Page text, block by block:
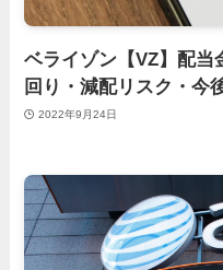
ベライゾン【VZ】配当
回り・減配リスク・今
2022年9月24日